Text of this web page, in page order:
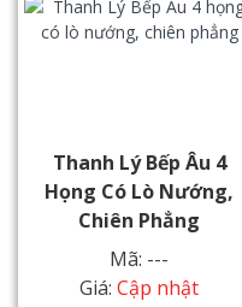
Thanh Lý Bếp Âu 4
Họng Có Lò Nướng,
Chiên Phẳng
Mã: ---
Giá: Cập nhật